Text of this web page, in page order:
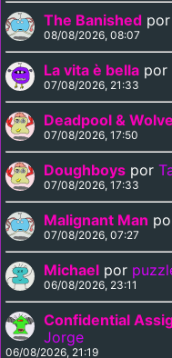
The Banished por
08/08/2026, 08:07
La vita è bella por
07/08/2026, 21:33
Deadpool &
07/08/2026, 17:50
Doughboys por
07/08/2026, 17:33
Malignant Man
07/08/2026, 07:27
Michael por
06/08/2026, 23:11
Confidential
Jorge
06/08/2026, 21:19